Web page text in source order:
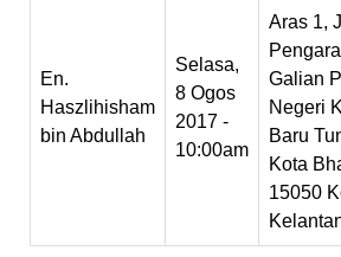
En.
Haszlihisham
bin Abdullah
Selasa,
8 Ogos
2017 -
10:00am
Aras 1,
Galian
Negeri
Baru
Kota
15050